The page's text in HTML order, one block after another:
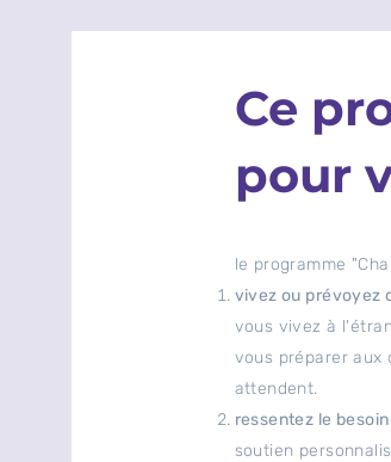
Ce
pour
le programme
vivez ou prévoyez
vous vivez à
vous préparer aux
attendent.
ressentez le
soutien